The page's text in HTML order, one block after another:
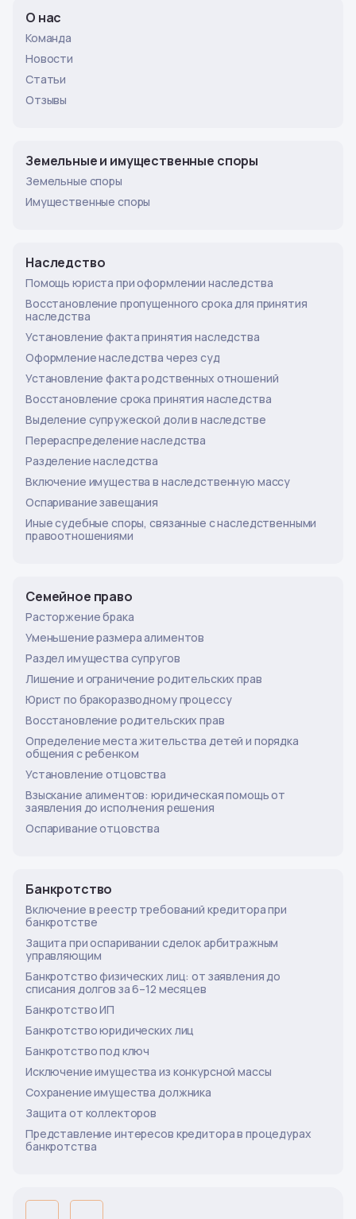
О нас
Команда
Новости
Статьи
Отзывы
Земельные и имущественные споры
Земельные споры
Имущественные споры
Наследство
Помощь юриста при оформлении наследства
Восстановление пропущенного срока для принятия
наследства
Установление факта принятия наследства
Оформление наследства через суд
Установление факта родственных отношений
Восстановление срока принятия наследства
Выделение супружеской доли в наследстве
Перераспределение наследства
Разделение наследства
Включение имущества в наследственную массу
Оспаривание завещания
Иные судебные споры, связанные с наследственными
правоотношениями
Семейное право
Расторжение брака
Уменьшение размера алиментов
Раздел имущества супругов
Лишение и ограничение родительских прав
Юрист по бракоразводному процессу
Восстановление родительских прав
Определение места жительства детей и порядка
общения с ребенком
Установление отцовства
Взыскание алиментов: юридическая помощь от
заявления до исполнения решения
Оспаривание отцовства
Банкротство
Включение в реестр требований кредитора при
банкротстве
Защита при оспаривании сделок арбитражным
управляющим
Банкротство физических лиц: от заявления до
списания долгов за 6–12 месяцев
Банкротство ИП
Банкротство юридических лиц
Банкротство под ключ
Исключение имущества из конкурсной массы
Сохранение имущества должника
Защита от коллекторов
Представление интересов кредитора в процедурах
банкротства